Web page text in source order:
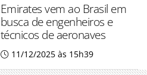
Emirates vem ao Brasil em
busca de engenheiros e
técnicos de aeronaves
11/12/2025 às 15h39